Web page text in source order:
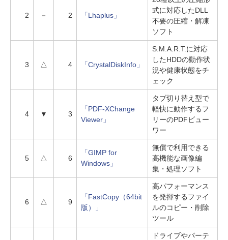
2 － 2 「Lhaplus」
式に対応したDLL
不要の圧縮・解凍
ソフト
3 △ 4 「CrystalDiskInfo」
S.M.A.R.T.に対応
したHDDの動作状
況や健康状態をチ
ェック
4 ▼ 3
「PDF-XChange
Viewer」
タブ切り替え型で
軽快に動作するフ
リーのPDFビュー
ワー
5 △ 6
「GIMP for
Windows」
無償で利用できる
高機能な画像編
集・処理ソフト
6 △ 9
「FastCopy（64bit
版）」
高パフォーマンス
を発揮するファイ
ルのコピー・削除
ツール
ドライブやパーテ